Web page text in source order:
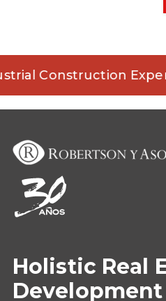
Construction
Holistic Real
Development